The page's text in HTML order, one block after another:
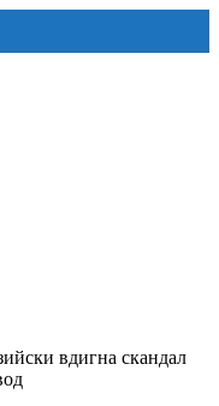
вдигна скандал